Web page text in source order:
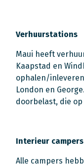
Verhuurstations
Maui heeft
Kaapstad en
ophalen/
London en
doorbelast, die
Interieur campers
Alle campers